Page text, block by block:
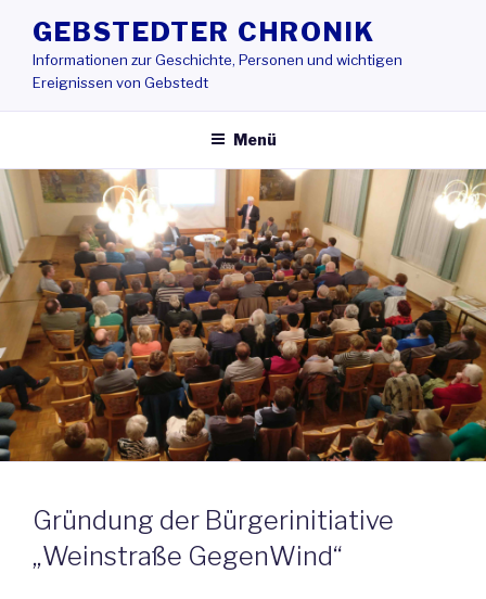
Inhalt
springen
GEBSTEDTER CHRONIK
Informationen zur Geschichte, Personen und wichtigen
Ereignissen von Gebstedt
Menü
Gründung der Bürgerinitiative
„Weinstraße GegenWind“